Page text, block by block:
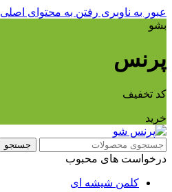
عبور به ناوبری رفتن به محتوای اصلی
بشو
پرنس
کد تخفیف
خرید
جستجو
درخواست های محبوب
کلمن شیشه ای